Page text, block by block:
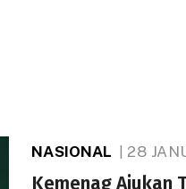
NASIONAL 28
Kemenag Ajukan